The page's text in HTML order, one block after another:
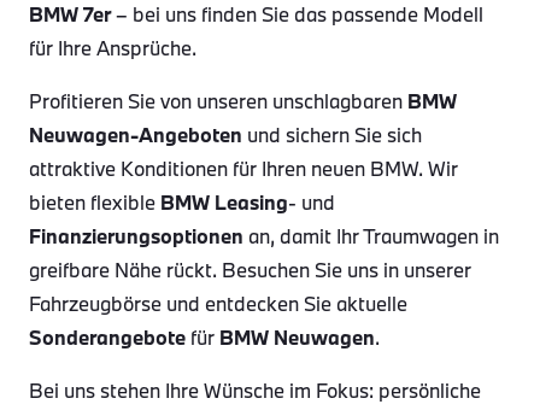
BMW 7er– bei uns finden Sie das passende Modell
für Ihre Ansprüche.
Profitieren Sie von unseren unschlagbaren BMW
Neuwagen-Angeboten und sichern Sie sich
attraktive Konditionen für Ihren neuen BMW. Wir
bieten flexible BMW Leasing- und
Finanzierungsoptionen an, damit Ihr Traumwagen in
greifbare Nähe rückt. Besuchen Sie uns in unserer
Fahrzeugbörse und entdecken Sie aktuelle
Sonderangebote für BMW Neuwagen.
Bei uns stehen Ihre Wünsche im Fokus: persönliche